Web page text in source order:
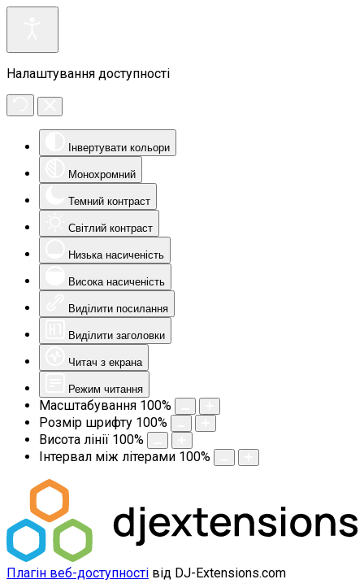
Налаштування доступності
Інвертувати кольори
Монохромний
Темний контраст
Світлий контраст
Низька насиченість
Висока насиченість
Виділити посилання
Виділити заголовки
Читач з екрана
Режим читання
Масштабування 100%
Розмір шрифту 100%
Висота лінії 100%
Інтервал між літерами 100%
Плагін веб-доступності від DJ-Extensions.com